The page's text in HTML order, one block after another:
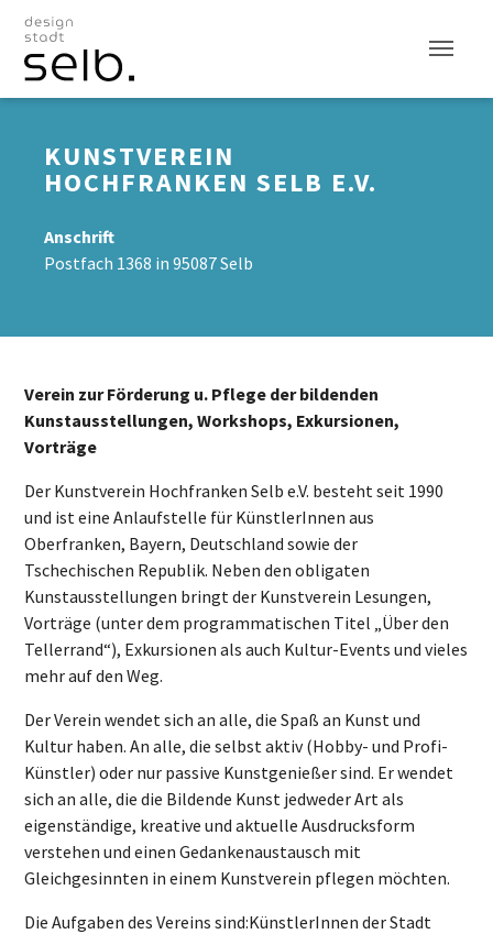
Zum Hauptinhalt
KUNSTVEREIN
HOCHFRANKEN SELB E.V.
Anschrift
Postfach 1368 in 95087 Selb
Verein zur Förderung u. Pflege der bildenden
Kunstausstellungen, Workshops, Exkursionen,
Vorträge
Der Kunstverein Hochfranken Selb e.V. besteht seit 1990
und ist eine Anlaufstelle für KünstlerInnen aus
Oberfranken, Bayern, Deutschland sowie der
Tschechischen Republik. Neben den obligaten
Kunstausstellungen bringt der Kunstverein Lesungen,
Vorträge (unter dem programmatischen Titel „Über den
Tellerrand“), Exkursionen als auch Kultur-Events und vieles
mehr auf den Weg.
Der Verein wendet sich an alle, die Spaß an Kunst und
Kultur haben. An alle, die selbst aktiv (Hobby- und Profi-
Künstler) oder nur passive Kunstgenießer sind. Er wendet
sich an alle, die die Bildende Kunst jedweder Art als
eigenständige, kreative und aktuelle Ausdrucksform
verstehen und einen Gedankenaustausch mit
Gleichgesinnten in einem Kunstverein pflegen möchten.
Die Aufgaben des Vereins sind:KünstlerInnen der Stadt